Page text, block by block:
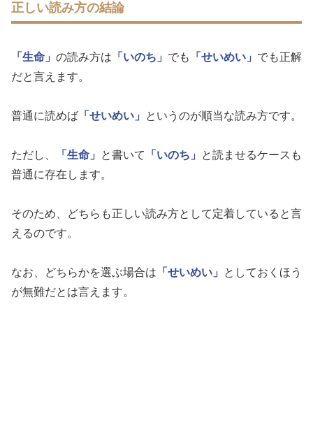
正しい読み方の結論
「生命」 の読み方は 「いのち」 でも 「せいめい」 でも正解
だと言えます。
普通に読めば 「せいめい」 というのが順当な読み方です。
ただし、 「生命」 と書いて 「いのち」
と読ませるケースも
普通に存在します。
そのため、どちらも正しい読み方として定着していると言
えるのです。
なお、どちらかを選ぶ場合は 「せいめい」
としておくほう
が無難だとは言えます。